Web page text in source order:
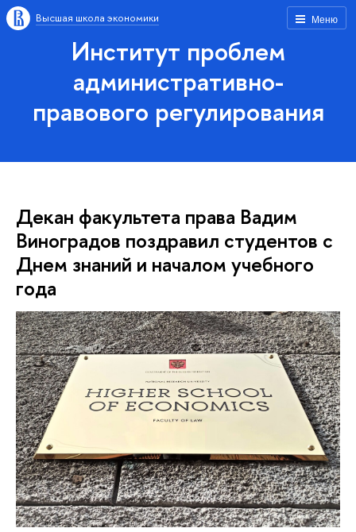
Меню
Высшая школа экономики
Институт проблем
административно-
правового регулирования
Декан факультета права Вадим
Виноградов поздравил студентов с
Днем знаний и началом учебного
года